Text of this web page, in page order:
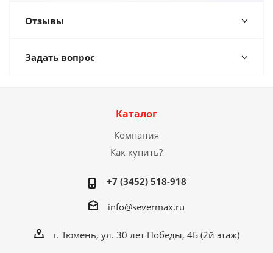
Отзывы
Задать вопрос
Каталог
Компания
Как купить?
+7 (3452) 518-918
info@severmax.ru
г. Тюмень, ул. 30 лет Победы, 4Б (2й этаж)